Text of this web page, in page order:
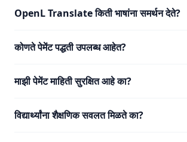
OpenL Translate किती भाषांना समर्थन देते?
कोणते पेमेंट पद्धती उपलब्ध आहेत?
माझी पेमेंट माहिती सुरक्षित आहे का?
विद्यार्थ्यांना शैक्षणिक सवलत मिळते का?